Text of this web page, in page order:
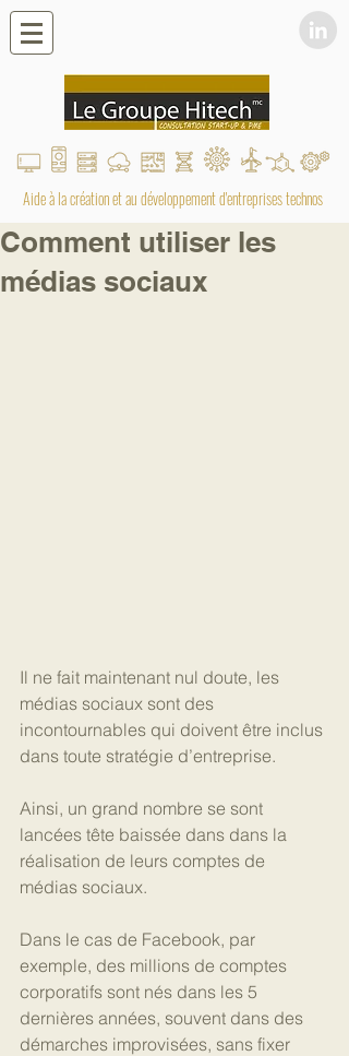
Aide à la création et au développement d'entreprises technos
Comment utiliser les
médias sociaux
Il ne fait maintenant nul doute, les
médias sociaux sont des
incontournables qui doivent être inclus
dans toute stratégie d’entreprise.
Ainsi, un grand nombre se sont
lancées tête baissée dans dans la
réalisation de leurs comptes de
médias sociaux.
Dans le cas de Facebook, par
exemple, des millions de comptes
corporatifs sont nés dans les 5
dernières années, souvent dans des
démarches improvisées, sans fixer